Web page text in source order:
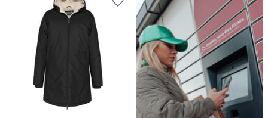
Livraison
en
Locker
Mondial
Relay